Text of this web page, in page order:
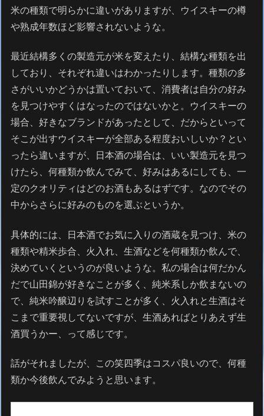
米の種類で明らかに違いがありますが、ウイスキーの樽
や熟成年数ほど影響されないような。
最近結構多くの製造元が米を変えたり、結構な種類を出
しており、それぞれ違いはわかったりします。種類の多
さがいいかどうかは置いておいて、消費者は自分の好み
を見つけやすくはなったのではないかと。ウイスキーの
場合、好きなブランドがあったとして、だからといって
そこが出すウイスキーが全部ある程度おいしいか？とい
ったら違いますが、日本酒の場合は、いい製造元を見つ
けたら、何種類か飲んでみて、好みはあるにしても、一
定のクオリティはどのお酒もあるはずです。なのでその
中からさらに好みのものを選ぶというか。
具体的には、日本酒でお気に入りの酒蔵を見つけ、米の
種類や精米歩合、火入れ、生酒などを何種類か飲んで、
決めていくというのが良いような。私の場合は何だかん
だで山田錦が好きなことが多く、純米系しか飲まないの
で、純米吟醸辺りを試すことが多く、火入れと生酒はそ
こまで重要視してないですが、生酒あればとりあえず生
酒買うかー、って感じです。
話がそれましたが、この笑四季はコスパ良いので、何種
類か今後飲んでみようと思います。